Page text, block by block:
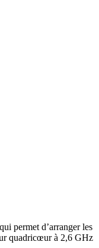
permet d’arranger les
quadricœur à 2,6 GHz